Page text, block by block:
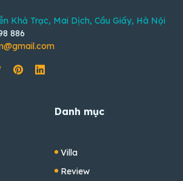
Khả Trạc, Mai Dịch, Cầu Giấy, Hà Nội
886
Danh mục
Villa
Review